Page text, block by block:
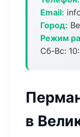
Email:
Город:
Режим
Сб-Вс:
в